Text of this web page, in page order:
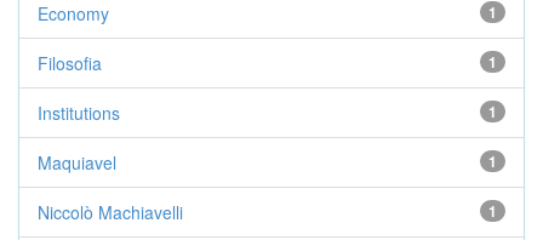
1
Economy
1
Filosofia
1
Institutions
1
Maquiavel
1
Niccolò Machiavelli